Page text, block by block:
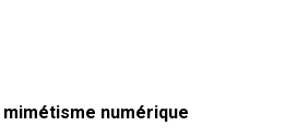
numérique